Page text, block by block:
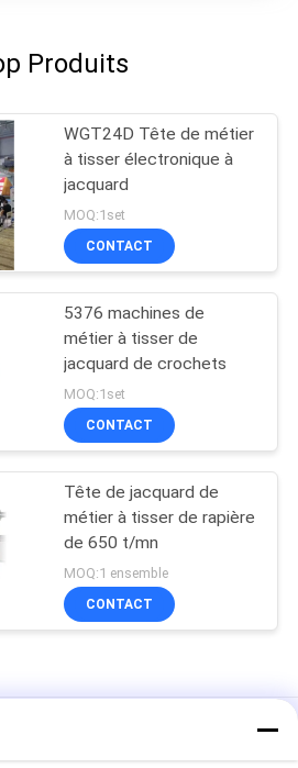
Produits
WGT24D Tête de métier
à tisser électronique à
jacquard
MOQ:1set
CONTACT
5376 machines de
métier à tisser de
jacquard de crochets
MOQ:1set
CONTACT
Tête de jacquard de
métier à tisser de rapière
de 650 t/mn
MOQ:1 ensemble
CONTACT
haute qualité de jacquard de tête
de jacquard